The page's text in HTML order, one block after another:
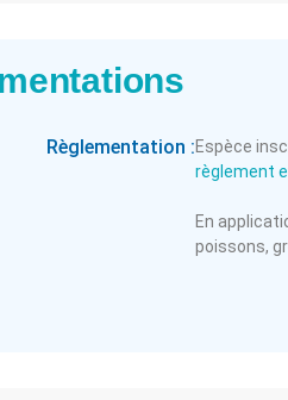
Règlementation :Espèce
règlement
En
poissons,